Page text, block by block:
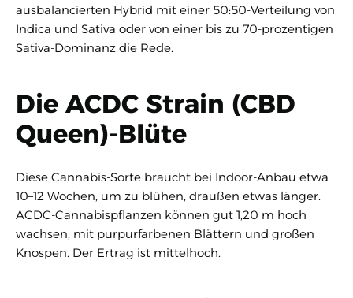
ausbalancierten Hybrid mit einer 50:50-Verteilung von
Indica und Sativa oder von einer bis zu 70-prozentigen
Sativa-Dominanz die Rede.
Die ACDC Strain (CBD
Queen)-Blüte
Diese Cannabis-Sorte braucht bei Indoor-Anbau etwa
10–12 Wochen, um zu blühen, draußen etwas länger.
ACDC-Cannabispflanzen können gut 1,20 m hoch
wachsen, mit purpurfarbenen Blättern und großen
Knospen. Der Ertrag ist mittelhoch.